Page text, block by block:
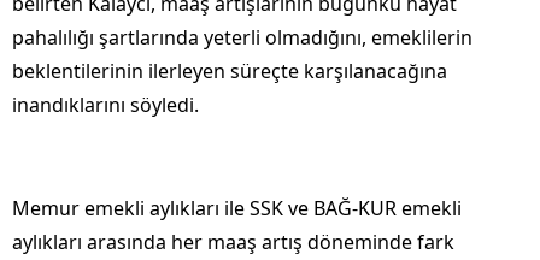
pahalılığı şartlarında yeterli olmadığını, emeklilerin
beklentilerinin ilerleyen süreçte karşılanacağına
inandıklarını söyledi.
Memur emekli aylıkları ile SSK ve BAĞ-KUR emekli
aylıkları arasında her maaş artış döneminde fark